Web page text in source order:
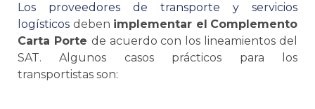
Los proveedores de transporte y servicios
logísticos deben implementar el Complemento
Carta Porte de acuerdo con los lineamientos del
SAT. Algunos casos prácticos para los
transportistas son: